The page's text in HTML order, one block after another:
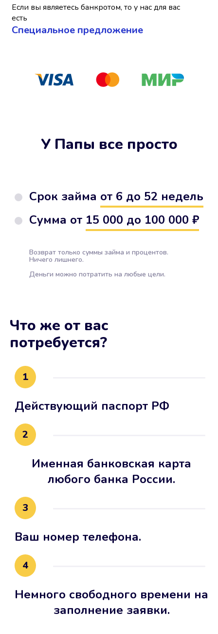
Если вы являетесь банкротом, то у нас для вас
есть
Cпециальное предложение
У Папы все просто
Срок займа от 6 до 52 недель
Сумма от 15 000 до 100 000 ₽
Возврат только суммы займа и процентов.
Ничего лишнего.
Деньги можно потратить на любые цели.
Что же от вас
потребуется?
1
Действующий паспорт РФ
2
Именная банковская карта
любого банка России.
3
Ваш номер телефона.
4
Немного свободного времени на
заполнение заявки.